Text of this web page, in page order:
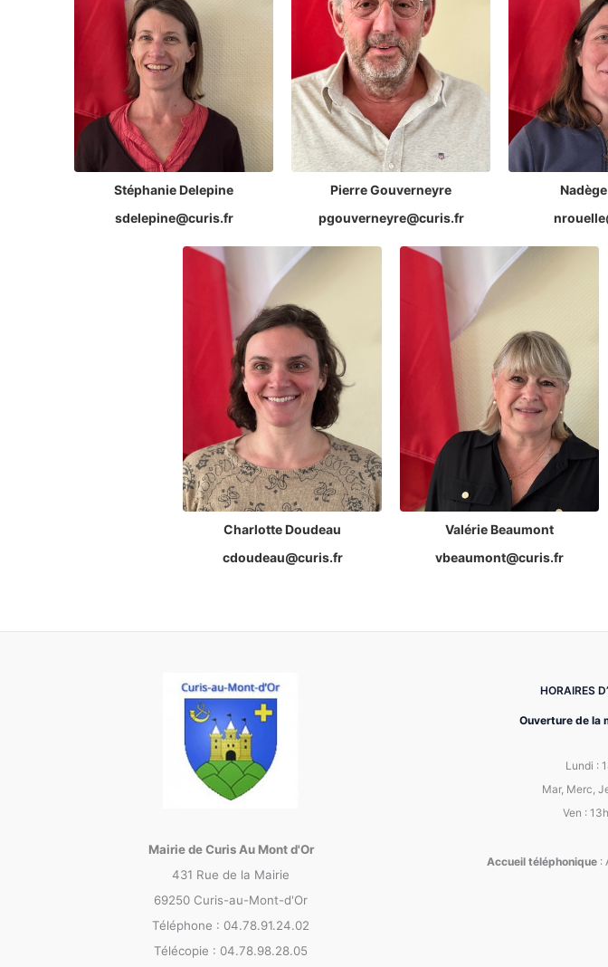
Stéphanie Delepine
sdelepine@curis.fr
Pierre Gouverneyre
pgouverneyre@curis.fr
Charlotte Doudeau
cdoudeau@curis.fr
Valérie Beaumont
vbeaumont@curis.fr
Mairie de Curis Au Mont d'Or
431 Rue de la Mairie
69250 Curis-au-Mont-d'Or
Téléphone : 04.78.91.24.02
Télécopie : 04.78.98.28.05
HORAIRES
Ouverture de la
Lundi :
Mar, Merc,
Ven :
Accueil téléphonique :